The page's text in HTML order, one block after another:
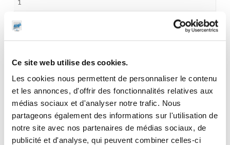
Ce site web utilise des cookies.
Les cookies nous permettent de personnaliser le contenu
et les annonces, d'offrir des fonctionnalités relatives aux
médias sociaux et d'analyser notre trafic. Nous
partageons également des informations sur l'utilisation de
notre site avec nos partenaires de médias sociaux, de
publicité et d'analyse, qui peuvent combiner celles-ci
1
Dimensions en cm (L × l × h)
26.0000
Garantie
2 ans
Gencode
3284660419199